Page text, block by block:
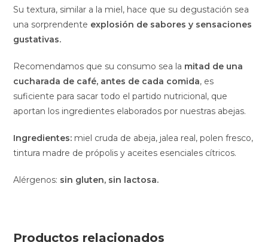
Su textura, similar a la miel, hace que su degustación sea
una sorprendente explosión de sabores y sensaciones
gustativas.
Recomendamos que su consumo sea la mitad de una
cucharada de café, antes de cada comida, es
suficiente para sacar todo el partido nutricional, que
aportan los ingredientes elaborados por nuestras abejas.
Ingredientes: miel cruda de abeja, jalea real, polen fresco,
tintura madre de própolis y aceites esenciales cítricos.
Alérgenos: sin gluten, sin lactosa.
Productos relacionados